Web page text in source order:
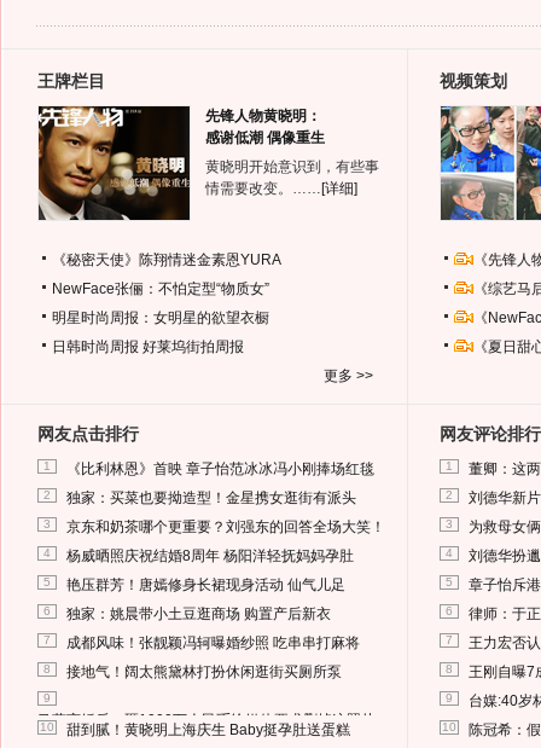
王牌栏目
先锋人物黄晓明：
感谢低潮 偶像重生
黄晓明开始意识到，有些事
情需要改变。…… [详细]
《秘密天使》陈翔情迷金素恩YURA
NewFace张俪：不怕定型“物质女”
明星时尚周报：女明星的欲望衣橱
日韩时尚周报 好莱坞街拍周报
更多 >>
视频策划
《先锋
《综艺
《
《夏日
网友点击排行
1 《比利林恩》首映 章子怡范冰冰冯小刚捧场红毯
2 独家：买菜也要拗造型！金星携女逛街有派头
3 京东和奶茶哪个更重要？刘强东的回答全场大笑！
4 杨威晒照庆祝结婚8周年 杨阳洋轻抚妈妈孕肚
5 艳压群芳！唐嫣修身长裙现身活动 仙气儿足
6 独家：姚晨带小土豆逛商场 购置产后新衣
7 成都风味！张靓颖冯轲曝婚纱照 吃串串打麻将
8 接地气！阔太熊黛林打扮休闲逛街买厕所泵
9
马蓉离婚后，砸1000万人民币给媒体要求删掉这照片
10 甜到腻！黄晓明上海庆生 Baby挺孕肚送蛋糕
网友评论排行
1 董卿：这
2 刘德华新
3 为救母女
4 刘德华扮
5 章子怡斥
6 律师：于
7 王力宏否
8 王刚自曝7
9 台媒:40岁
10 陈冠希：